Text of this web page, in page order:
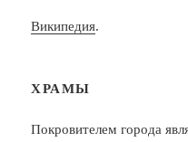
Википедия.
ХРАМЫ
Покровителем города